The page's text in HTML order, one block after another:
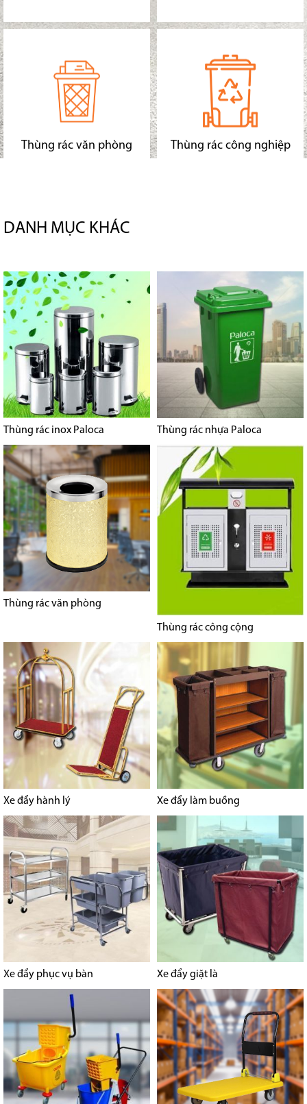
Thùng rác văn phòng Thùng rác công nghiệp
DANH MỤC KHÁC
Thùng rác inox Paloca Thùng rác nhựa Paloca
Thùng rác văn phòng
Thùng rác công cộng
Xe đẩy hành lý Xe đẩy làm buồng
Xe đẩy phục vụ bàn Xe đẩy giặt là